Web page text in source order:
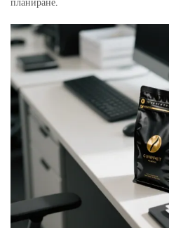
планиране.